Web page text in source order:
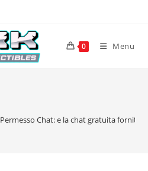
0 Menu
Permesso Chat: e la chat gratuita fornita